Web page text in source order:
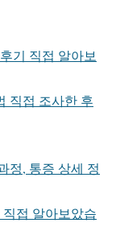
기 직접 알아보
직접 조사한 후
정, 통증 상세 정
접 알아보았습